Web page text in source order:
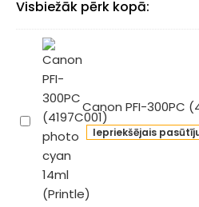
Visbiežāk pērk kopā:
Canon
300PC
(4197C001)
photo
Canon PFI-300PC
Iepriekšējais